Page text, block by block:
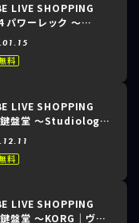
LIVE SHOPPING
パワーレック ～
業界標準”の
料
LIVE SHOPPING
盤堂 ～Studiologic
Compact SEシリー
料
LIVE SHOPPING
盤堂 ～KORG｜ヴィ